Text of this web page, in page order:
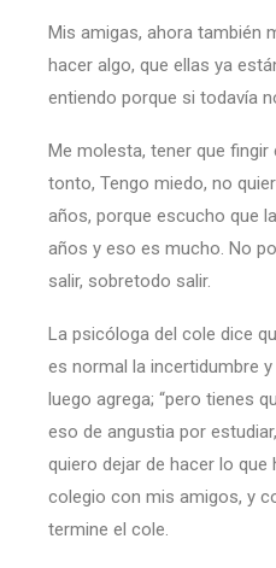
Mis amigas, ahora también
hacer algo, que ellas ya
entiendo porque si todavía
Me molesta, tener que
tonto, Tengo miedo, no
años, porque escucho que
años y eso es mucho. No
salir, sobretodo salir.
La psicóloga del cole dice
es normal la incertidumbre
luego agrega; “pero tienes
eso de angustia por
quiero dejar de hacer lo que
colegio con mis amigos, y
termine el cole.